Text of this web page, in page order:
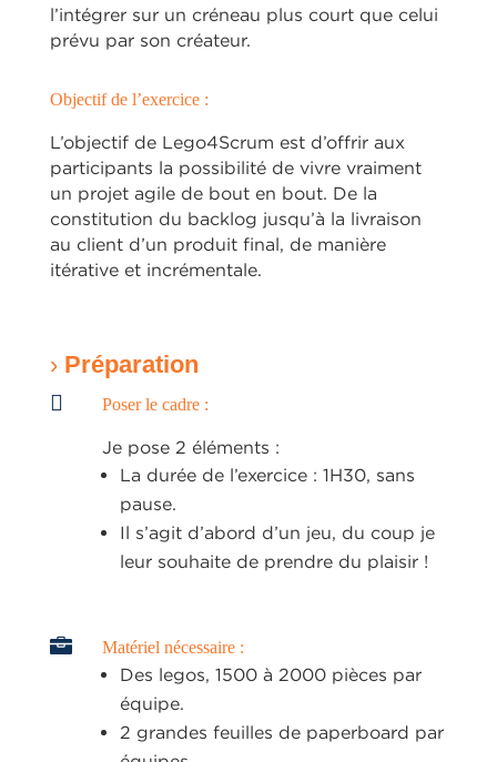
l’intégrer sur un créneau plus court que celui
prévu par son créateur.
Objectif de l’exercice :
L’objectif de Lego4Scrum est d’offrir aux
participants la possibilité de vivre vraiment
un projet agile de bout en bout. De la
constitution du backlog jusqu’à la livraison
au client d’un produit final, de manière
itérative et incrémentale.
› Préparation
 Poser le cadre :
Je pose 2 éléments :
La durée de l’exercice : 1H30, sans
pause.
Il s’agit d’abord d’un jeu, du coup je
leur souhaite de prendre du plaisir !
 Matériel nécessaire :
Des legos, 1500 à 2000 pièces par
équipe.
2 grandes feuilles de paperboard par